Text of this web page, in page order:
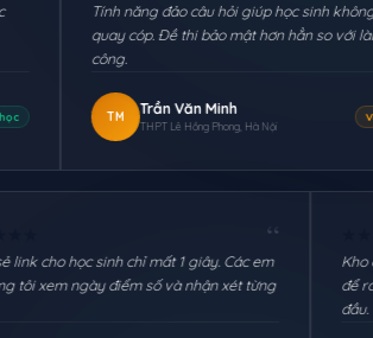
năng đảo câu hỏi giúp học sinh không thể
cóp. Đề thi bảo mật hơn hẳn so với làm thủ
TM Trần Văn Minh
THPT Lê Hồng Phong, Hà Nội
Chia sẻ link cho học sinh chỉ mất 1 giây. Các em
thi xong tôi xem ngày điểm số và nhận xét từng